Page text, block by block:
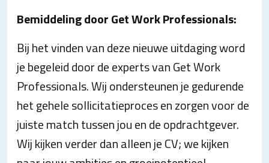
Bemiddeling door Get Work Professionals:
Bij het vinden van deze nieuwe uitdaging word
je begeleid door de experts van Get Work
Professionals. Wij ondersteunen je gedurende
het gehele sollicitatieproces en zorgen voor de
juiste match tussen jou en de opdrachtgever.
Wij kijken verder dan alleen je CV; we kijken